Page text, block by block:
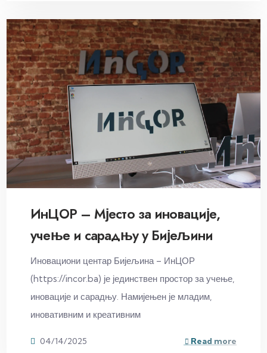
ИнЦОР – Мјесто за иновације,
учење и сарадњу у Бијељини
Иновациони центар Бијељина – ИнЦОР
(https://incor.ba) је јединствен простор за учење,
иновације и сарадњу. Намијењен је младим,
иновативним и креативним
04/14/2025 Read more